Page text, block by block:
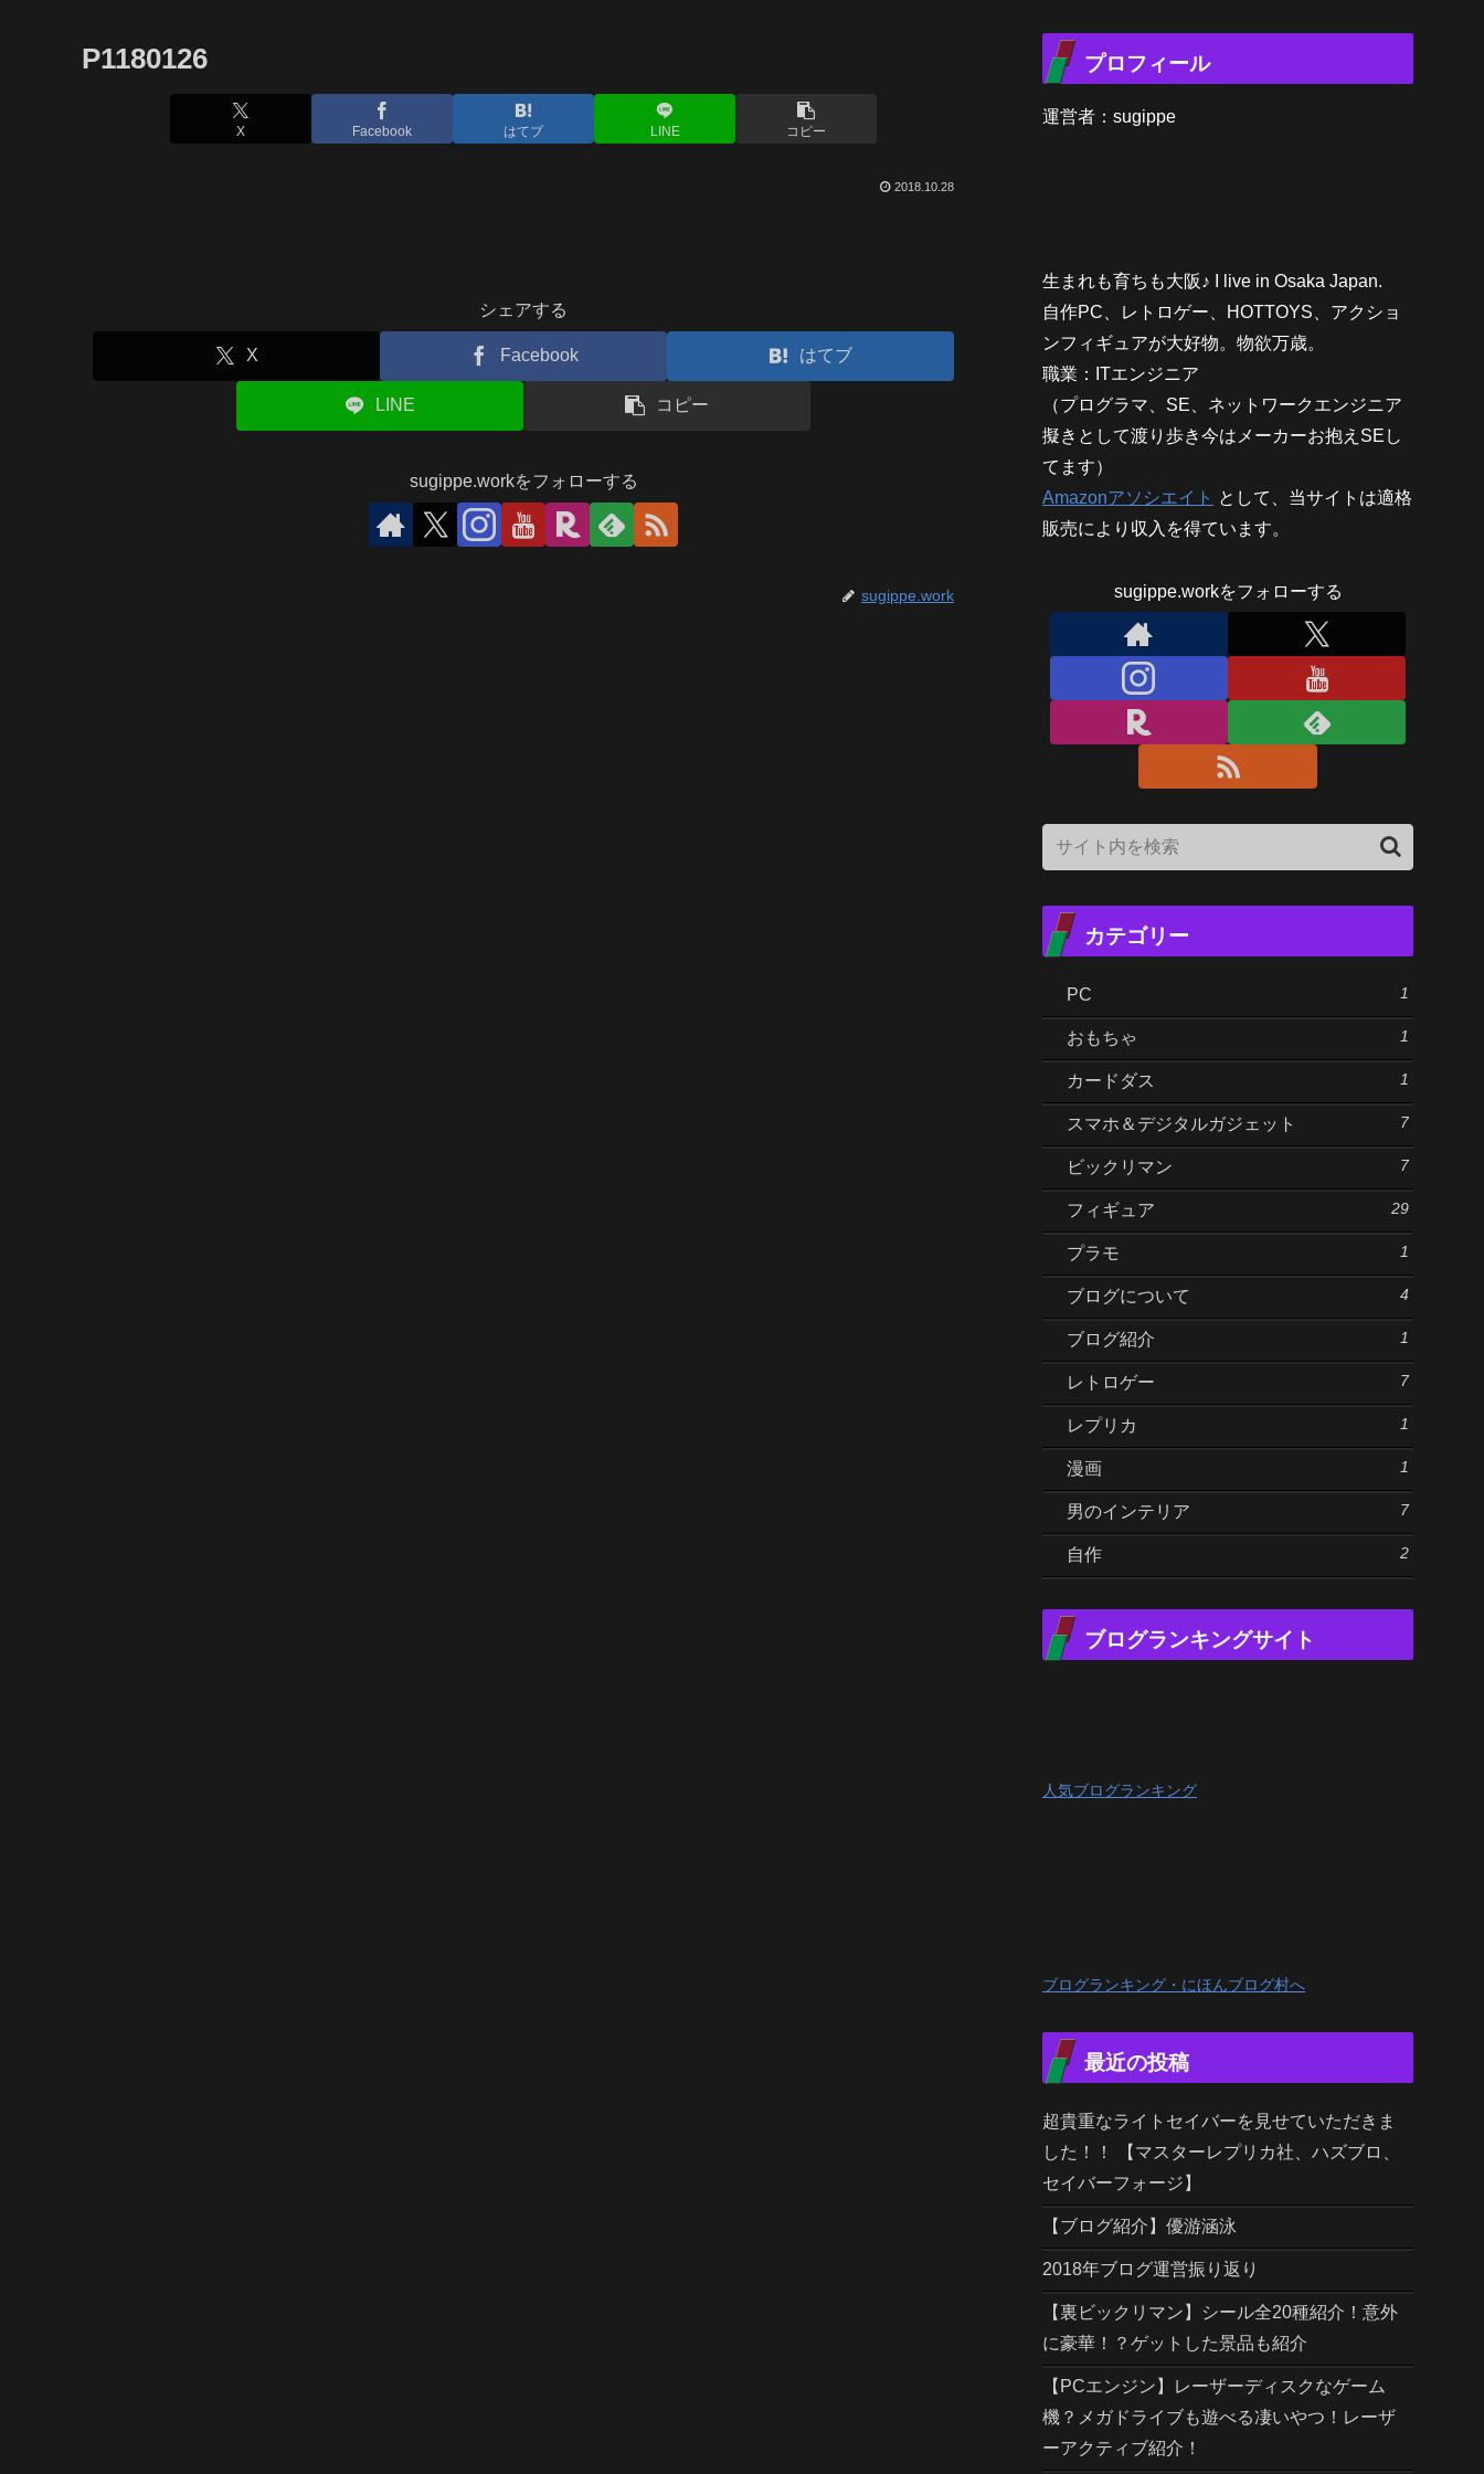
P1180126
X Facebook はてブ LINE コピー
2018.10.28
シェアする
X Facebook はてブ
LINE コピー
sugippe.workをフォローする
sugippe.work
プロフィール
運営者：sugippe
生まれも育ちも大阪♪ I live in Osaka Japan.
自作PC、レトロゲー、HOTTOYS、アクショ
ンフィギュアが大好物。物欲万歳。
職業：ITエンジニア
（プログラマ、SE、ネットワークエンジニア
擬きとして渡り歩き今はメーカーお抱えSEし
てます）
Amazonアソシエイト として、当サイトは適格
販売により収入を得ています。
sugippe.workをフォローする
カテゴリー
PC 1
おもちゃ 1
カードダス 1
スマホ＆デジタルガジェット 7
ビックリマン 7
フィギュア 29
プラモ 1
ブログについて 4
ブログ紹介 1
レトロゲー 7
レプリカ 1
漫画 1
男のインテリア 7
自作 2
ブログランキングサイト
人気ブログランキング
ブログランキング・にほんブログ村へ
最近の投稿
超貴重なライトセイバーを見せていただきま
した！！ 【マスターレプリカ社、ハズブロ、
セイバーフォージ】
【ブログ紹介】優游涵泳
2018年ブログ運営振り返り
【裏ビックリマン】シール全20種紹介！意外
に豪華！？ゲットした景品も紹介
【PCエンジン】レーザーディスクなゲーム
機？メガドライブも遊べる凄いやつ！レーザ
ーアクティブ紹介！